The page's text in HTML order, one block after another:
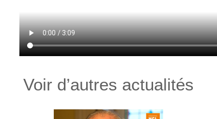
Voir d’autres actualités